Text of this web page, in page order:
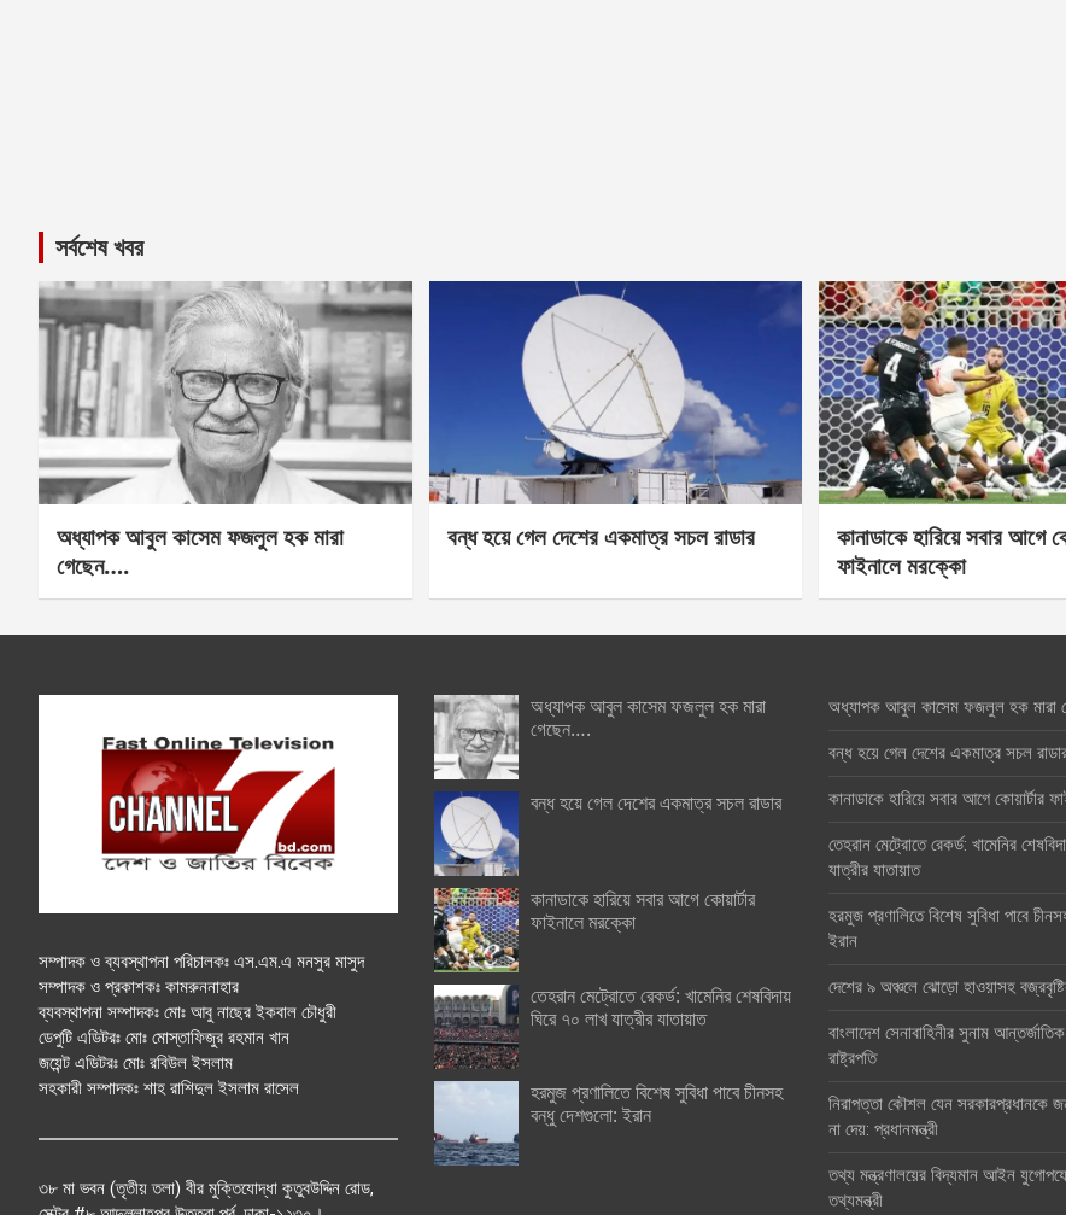
সর্বশেষ খবর
অধ্যাপক আবুল কাসেম ফজলুল হক মারা
গেছেন….
বন্ধ হয়ে গেল দেশের একমাত্র সচল রাডার
কানাডাকে হারিয়ে সবার আগে
ফাইনালে মরক্কো
সম্পাদক ও ব্যবস্থাপনা পরিচালকঃ এস.এম.এ মনসুর মাসুদ
সম্পাদক ও প্রকাশকঃ কামরুননাহার
ব্যবস্থাপনা সম্পাদকঃ মোঃ আবু নাছের ইকবাল চৌধুরী
ডেপুটি এডিটরঃ মোঃ মোস্তাফিজুর রহমান খান
জয়েন্ট এডিটরঃ মোঃ রবিউল ইসলাম
সহকারী সম্পাদকঃ শাহ রাশিদুল ইসলাম রাসেল
৩৮ মা ভবন (তৃতীয় তলা) বীর মুক্তিযোদ্ধা কুতুবউদ্দিন রোড,
অধ্যাপক আবুল কাসেম ফজলুল হক মারা
গেছেন….
বন্ধ হয়ে গেল দেশের একমাত্র সচল রাডার
কানাডাকে হারিয়ে সবার আগে কোয়ার্টার
ফাইনালে মরক্কো
তেহরান মেট্রোতে রেকর্ড: খামেনির শেষবিদায়
ঘিরে ৭০ লাখ যাত্রীর যাতায়াত
হরমুজ প্রণালিতে বিশেষ সুবিধা পাবে চীনসহ
বন্ধু দেশগুলো: ইরান
অধ্যাপক আবুল কাসেম ফজলুল হক মারা
বন্ধ হয়ে গেল দেশের একমাত্র সচল
কানাডাকে হারিয়ে সবার আগে কোয়ার্টার
তেহরান মেট্রোতে রেকর্ড: খামেনির
যাত্রীর যাতায়াত
হরমুজ প্রণালিতে বিশেষ সুবিধা পাবে
ইরান
দেশের ৯ অঞ্চলে ঝোড়ো হাওয়াসহ
বাংলাদেশ সেনাবাহিনীর সুনাম
রাষ্ট্রপতি
নিরাপত্তা কৌশল যেন সরকারপ্রধানকে
না দেয়: প্রধানমন্ত্রী
তথ্য মন্ত্রণালয়ের বিদ্যমান আইন
তথ্যমন্ত্রী